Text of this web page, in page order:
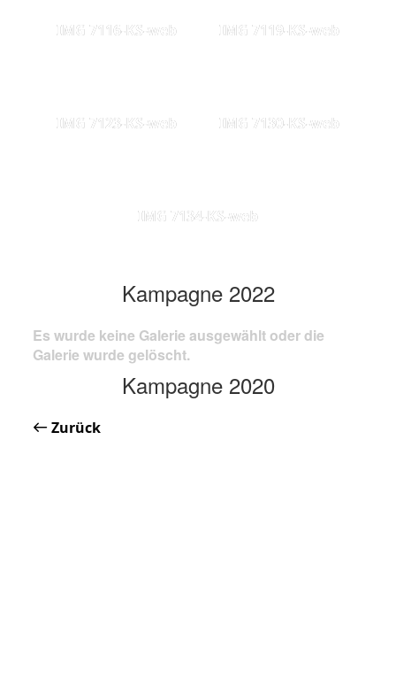
IMG 7116-KS-web IMG 7119-KS-web
IMG 7123-KS-web IMG 7130-KS-web
IMG 7134-KS-web
Kampagne 2022
Es wurde keine Galerie ausgewählt oder die
Galerie wurde gelöscht.
Kampagne 2020
Zurück